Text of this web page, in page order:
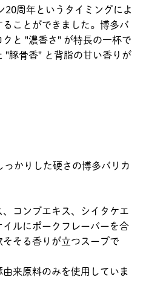
20周年というタイミングによ
ことができました。博多バ
と "濃香さ" が特長の一杯で
"豚骨香" と背脂の甘い香りが
かりした硬さの博多バリカ
コンブエキス、シイタケエ
ルにポークフレーバーを合
そる香りが立つスープで
来原料のみを使用していま